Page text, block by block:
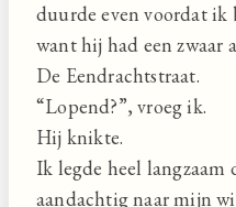
duurde even voordat ik
want hij had een zwaar
De Eendrachtstraat.
“Lopend?”, vroeg ik.
Hij knikte.
Ik legde heel langzaam
aandachtig naar mijn